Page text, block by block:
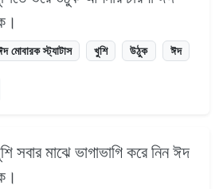
মোবারক স্ট্যাটাস খুশি উঠুক ঈদ
সবার মাঝে ভাগাভাগি করে নিন ঈদ